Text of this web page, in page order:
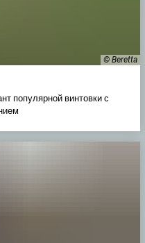
© Beretta
популярной винтовки с